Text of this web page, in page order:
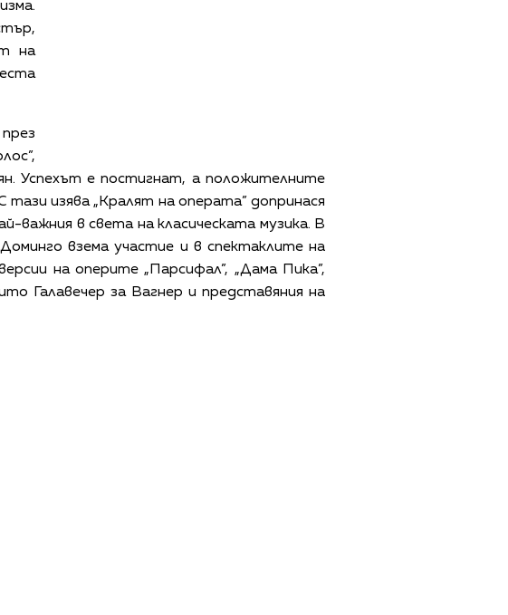
на
Успехът е постигнат, а положителните
изява „Кралят на операта” допринася
важния в света на класическата музика. В
взема участие и в спектаклите на
на оперите „Парсифал”, „Дама Пика”,
Галавечер за Вагнер и представяния на